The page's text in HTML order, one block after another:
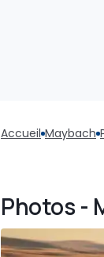
Accueil Maybach
Photos -